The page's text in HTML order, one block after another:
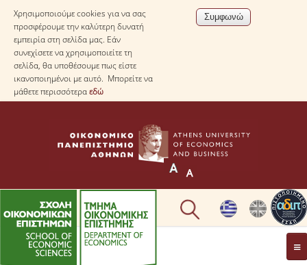
Χρησιμοποιούμε cookies για να σας
προσφέρουμε την καλύτερη δυνατή
εμπειρία στη σελίδα μας. Εάν
συνεχίσετε να χρησιμοποιείτε τη
σελίδα, θα υποθέσουμε πως είστε
ικανοποιημένοι με αυτό. Μπορείτε να
μάθετε περισσότεραεδώ